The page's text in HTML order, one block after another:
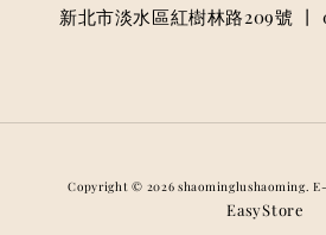
新北市淡水區紅樹林路209號 丨
Copyright © 2026 shaominglushaoming.
EasyStore